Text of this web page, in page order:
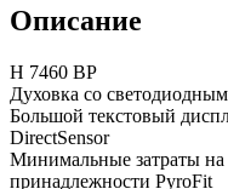
Описание
H 7460 BP
Духовка со
Большой текстовый
DirectSensor
Минимальные затраты на
принадлежности PyroFit